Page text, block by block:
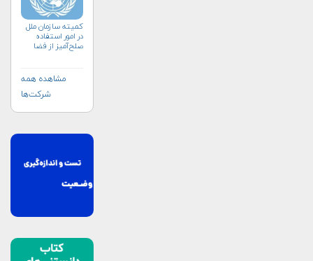
کمیته سازمان ملل
در امور استفاده
صلح‌آمیز از فضا
مشاهده همه
شرکت‌ها